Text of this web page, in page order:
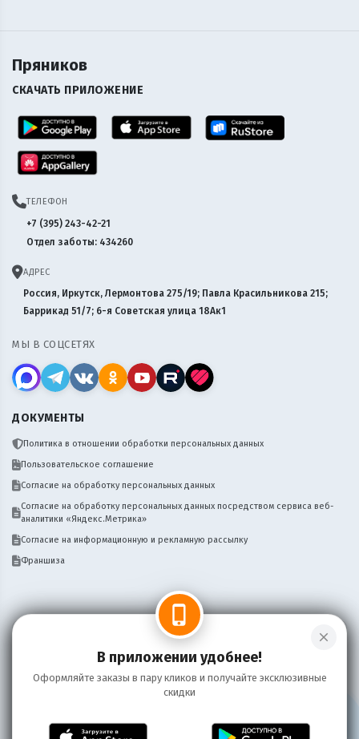
Пряников
СКАЧАТЬ ПРИЛОЖЕНИЕ
ТЕЛЕФОН
+7 (395) 243-42-21
Отдел заботы: 434260
АДРЕС
Россия, Иркутск, Лермонтова 275/19; Павла Красильникова 215;
Баррикад 51/7; 6-я Советская улица 18Ак1
МЫ В СОЦСЕТЯХ
ДОКУМЕНТЫ
Политика в отношении обработки персональных данных
Пользовательское соглашение
Согласие на обработку персональных данных
Согласие на обработку персональных данных посредством сервиса веб-
аналитики «Яндекс.Метрика»
Согласие на информационную и рекламную рассылку
Франшиза
Нужен сайт, бот, мобильное приложение
для вашего бизнеса доставки? Пишите!
close
phone_iphone
В приложении удобнее!
Оформляйте заказы в пару кликов и получайте эксклюзивные
скидки